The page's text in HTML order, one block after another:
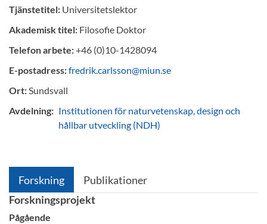
Tjänstetitel: Universitetslektor
Akademisk titel: Filosofie Doktor
Telefon arbete:+46 (0)10-1428094
E-postadress:fredrik.carlsson@miun.se
Ort:Sundsvall
Avdelning: Institutionen för naturvetenskap, design och
hållbar utveckling (NDH)
Forskning
Publikationer
Forskningsprojekt
Pågående